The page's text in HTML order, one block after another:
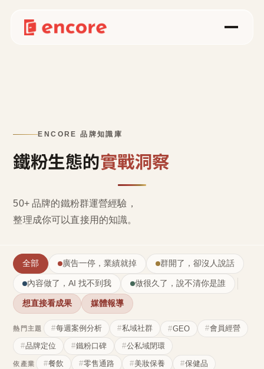
ENCORE 品牌知識庫
鐵粉生態的實戰洞察
50+ 品牌的鐵粉群運營經驗，
整理成你可以直接用的知識。
全部 廣告一停，業績就掉 群開了，卻沒人說話
內容做了，AI 找不到我 做很久了，說不清你是誰
想直接看成果 媒體報導
熱門主題 每週案例分析 私域社群 GEO
會員經營
品牌定位
鐵粉口碑 公私域閉環
依產業 餐飲 零售通路 美妝保養
保健品